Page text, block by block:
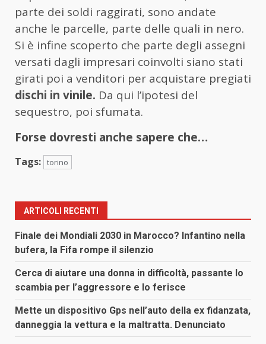
parte dei soldi raggirati, sono andate
anche le parcelle, parte delle quali in nero.
Si è infine scoperto che parte degli assegni
versati dagli impresari coinvolti siano stati
girati poi a venditori per acquistare pregiati
dischi in vinile. Da qui l’ipotesi del
sequestro, poi sfumata.
Forse dovresti anche sapere che…
Tags: torino
ARTICOLI RECENTI
Finale dei Mondiali 2030 in Marocco? Infantino nella
bufera, la Fifa rompe il silenzio
Cerca di aiutare una donna in difficoltà, passante lo
scambia per l’aggressore e lo ferisce
Mette un dispositivo Gps nell’auto della ex fidanzata,
danneggia la vettura e la maltratta. Denunciato